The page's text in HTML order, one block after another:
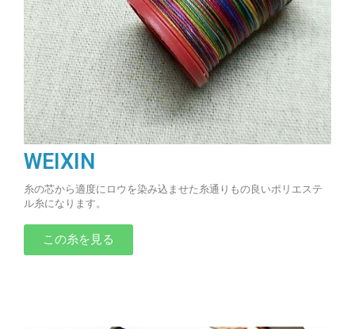
WEIXIN
糸の芯から適度にロウを染み込ませた糸通りもの良いポリエステ
ル糸になります。
この糸を見る